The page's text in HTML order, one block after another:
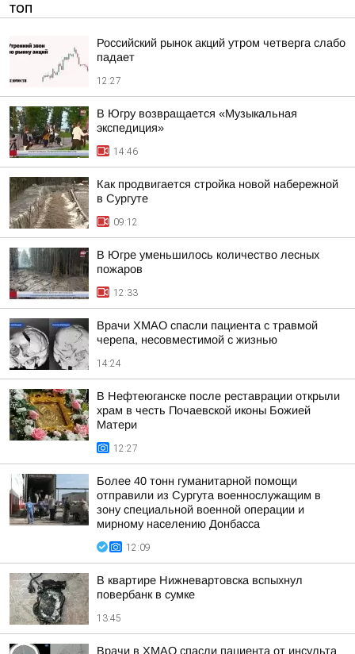
ТОП
Российский рынок акций утром четверга слабо
падает
12:27
В Югру возвращается «Музыкальная
экспедиция»
14:46
Как продвигается стройка новой набережной
в Сургуте
09:12
В Югре уменьшилось количество лесных
пожаров
12:33
Врачи ХМАО спасли пациента с травмой
черепа, несовместимой с жизнью
14:24
В Нефтеюганске после реставрации открыли
храм в честь Почаевской иконы Божией
Матери
12:27
Более 40 тонн гуманитарной помощи
отправили из Сургута военнослужащим в
зону специальной военной операции и
мирному населению Донбасса
12:09
В квартире Нижневартовска вспыхнул
повербанк в сумке
13:45
Врачи в ХМАО спасли пациента от инсульта